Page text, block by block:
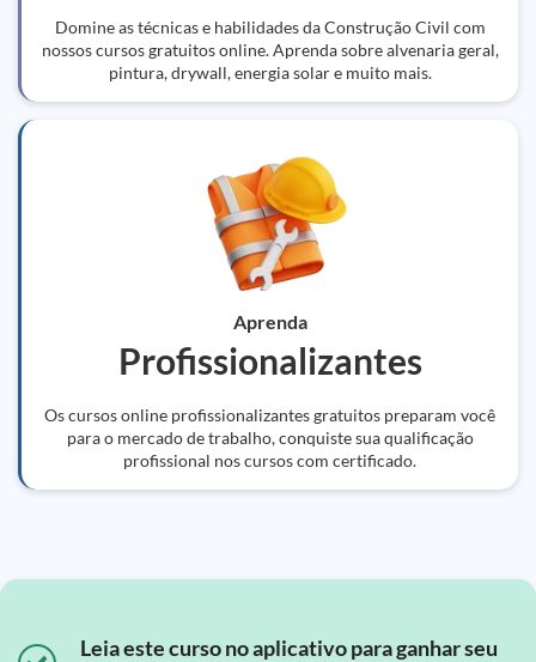
Domine as técnicas e habilidades da Construção Civil com
nossos cursos gratuitos online. Aprenda sobre alvenaria geral,
pintura, drywall, energia solar e muito mais.
Aprenda
Profissionalizantes
Os cursos online profissionalizantes gratuitos preparam você
para o mercado de trabalho, conquiste sua qualificação
profissional nos cursos com certificado.
Leia este curso no aplicativo para ganhar seu